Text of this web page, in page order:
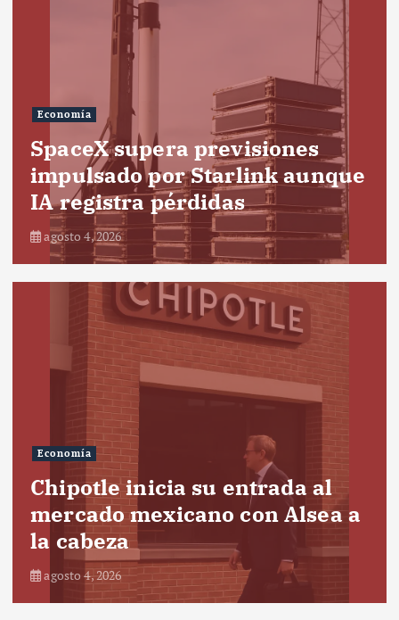
Economía
SpaceX supera previsiones
impulsado por Starlink aunque
IA registra pérdidas
agosto 4, 2026
Economía
Chipotle inicia su entrada al
mercado mexicano con Alsea a
la cabeza
agosto 4, 2026